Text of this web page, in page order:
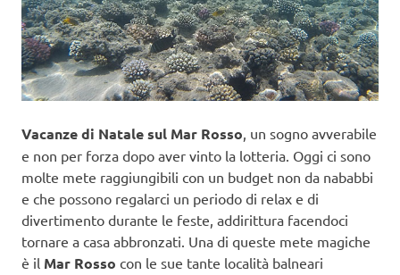
Vacanze di Natale sul Mar Rosso, un sogno avverabile
e non per forza dopo aver vinto la lotteria. Oggi ci sono
molte mete raggiungibili con un budget non da nababbi
e che possono regalarci un periodo di relax e di
divertimento durante le feste, addirittura facendoci
tornare a casa abbronzati. Una di queste mete magiche
è il Mar Rosso con le sue tante località balneari